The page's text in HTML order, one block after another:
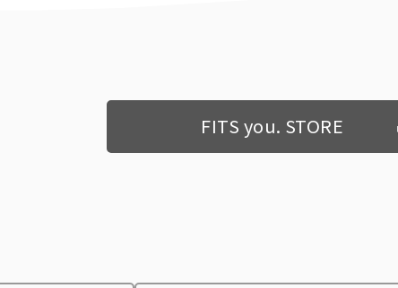
FITS you. STORE